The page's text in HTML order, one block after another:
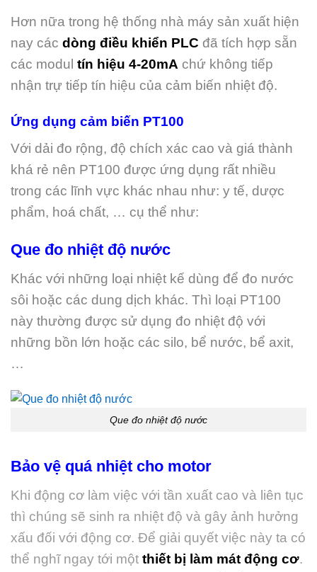
Hơn nữa trong hệ thống nhà máy sản xuất hiện
nay các dòng điều khiển PLC đã tích hợp sẵn
các modul tín hiệu 4-20mA chứ không tiếp
nhận trự tiếp tín hiệu của cảm biến nhiệt độ.
Ứng dụng cảm biến PT100
Với dải đo rộng, độ chích xác cao và giá thành
khá rẻ nên PT100 được ứng dụng rất nhiều
trong các lĩnh vực khác nhau như: y tế, dược
phẩm, hoá chất, … cụ thể như:
Que đo nhiệt độ nước
Khác với những loại nhiệt kế dùng để đo nước
sôi hoặc các dung dịch khác. Thì loại PT100
này thường được sử dụng đo nhiệt độ với
những bồn lớn hoặc các silo, bể nước, bể axit,
…
Que đo nhiệt độ nước
Bảo vệ quá nhiệt cho motor
Khi động cơ làm việc với tần xuất cao và liên tục
thì chúng sẽ sinh ra nhiệt độ và gây ảnh hưởng
xấu đối với động cơ. Để giải quyết việc này ta có
thể nghĩ ngay tới một thiết bị làm mát động cơ.